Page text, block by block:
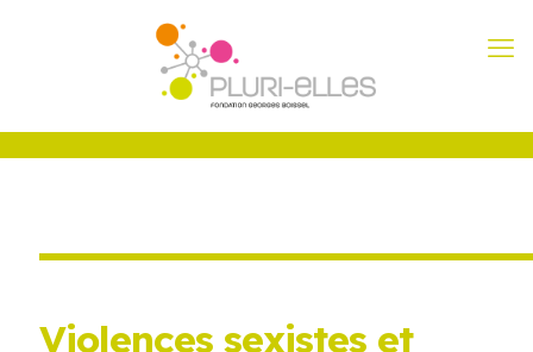
Violences sexistes et